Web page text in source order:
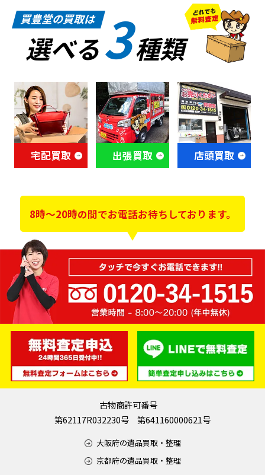
買豊堂の買取は
選べる3種類
宅配買取 出張買取 店頭買取
8時～20時の間でお電話お待ちしております。
古物商許可番号
第62117R032230号 第641160000621号
大阪府の遺品買取・整理
京都府の遺品買取・整理